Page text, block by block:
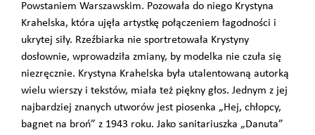
Powstaniem Warszawskim. Pozowała do niego Krystyna
Krahelska, która ujęła artystkę połączeniem łagodności i
ukrytej siły. Rzeźbiarka nie sportretowała Krystyny
dosłownie, wprowadziła zmiany, by modelka nie czuła się
niezręcznie. Krystyna Krahelska była utalentowaną autorką
wielu wierszy i tekstów, miała też piękny głos. Jednym z jej
najbardziej znanych utworów jest piosenka „Hej, chłopcy,
bagnet na broń” z 1943 roku. Jako sanitariuszka „Danuta”